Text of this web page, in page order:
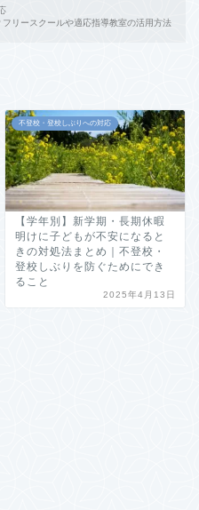
リースクールや適応指導教室の活用方法
不登校・登校しぶりへの対応
【学年別】新学期・長期休暇
明けに子どもが不安になると
きの対処法まとめ｜不登校・
登校しぶりを防ぐためにでき
ること
2025年4月13日